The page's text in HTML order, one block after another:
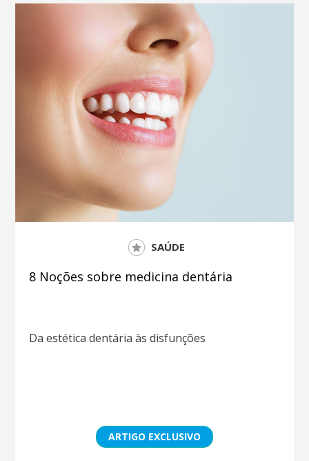
SAÚDE
8 Noções sobre medicina dentária
Da estética dentária às disfunções
ARTIGO EXCLUSIVO